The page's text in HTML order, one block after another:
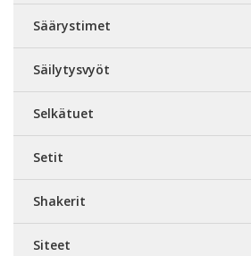
Säärystimet
Säilytysvyöt
Selkätuet
Setit
Shakerit
Siteet